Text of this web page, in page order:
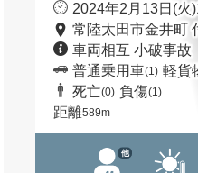
2024年2月13日(火
常陸太田市金井町
車両相互 小破事故
普通乗用車(1) 軽貨
死亡(0) 負傷(1)
距離589m
他